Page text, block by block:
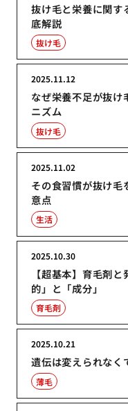
抜け毛と栄養に関す
底解説
抜け毛
なぜ栄養不足が抜け
ニズム
2025.11.12
抜け毛
その食習慣が抜け毛
意点
2025.11.02
生活
【超基本】育毛剤
的」と「成分」
2025.10.30
育毛剤
遺伝は変えられなく
2025.10.21
薄毛